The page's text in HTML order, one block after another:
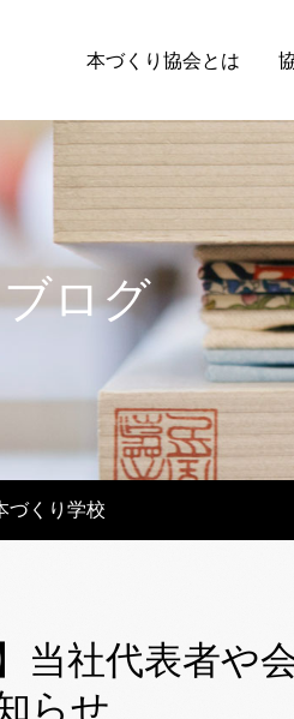
本づくり協会とは
ログ
づくり学校
】当社代表者や
らせ